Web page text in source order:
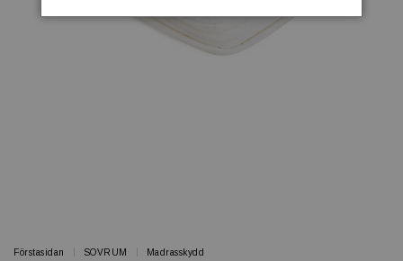
Förstasidan SOVRUM Madrasskydd